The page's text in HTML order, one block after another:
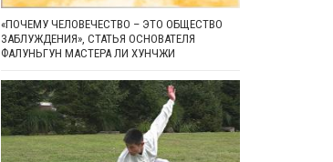
«ПОЧЕМУ ЧЕЛОВЕЧЕСТВО – ЭТО ОБЩЕСТВО
ЗАБЛУЖДЕНИЯ», СТАТЬЯ ОСНОВАТЕЛЯ
ФАЛУНЬГУН МАСТЕРА ЛИ ХУНЧЖИ